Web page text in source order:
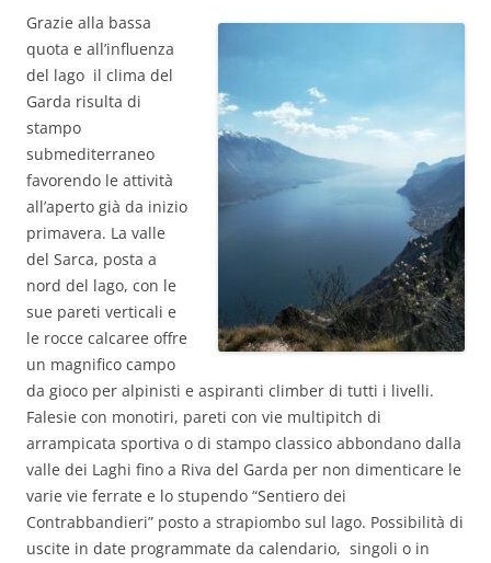
Grazie alla bassa
quota e all’influenza
del lago il clima del
Garda risulta di
stampo
submediterraneo
favorendo le attività
all’aperto già da inizio
primavera. La valle
del Sarca, posta a
nord del lago, con le
sue pareti verticali e
le rocce calcaree offre
un magnifico campo
da gioco per alpinisti e aspiranti climber di tutti i livelli.
Falesie con monotiri, pareti con vie multipitch di
arrampicata sportiva o di stampo classico abbondano dalla
valle dei Laghi fino a Riva del Garda per non dimenticare le
varie vie ferrate e lo stupendo “Sentiero dei
Contrabbandieri” posto a strapiombo sul lago. Possibilità di
uscite in date programmate da calendario, singoli o in